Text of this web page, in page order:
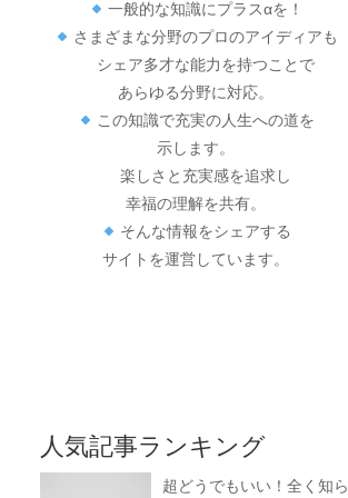
一般的な知識にプラスαを！
さまざまな分野のプロのアイディアも
シェア多才な能力を持つことで
あらゆる分野に対応。
この知識で充実の人生への道を
示します。
楽しさと充実感を追求し
幸福の理解を共有。
そんな情報をシェアする
サイトを運営しています。
人気記事ランキング
超どうでもいい！全く知ら